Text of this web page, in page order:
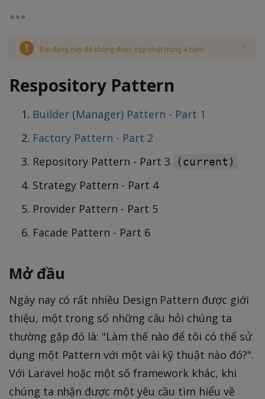
Bài đăng này đã không được cập nhật trong 4 năm
Respository Pattern
Builder (Manager) Pattern - Part 1
Factory Pattern - Part 2
Repository Pattern - Part 3
(current)
Strategy Pattern - Part 4
Provider Pattern - Part 5
Facade Pattern - Part 6
Mở đầu
Ngày nay có rất nhiều Design Pattern được giới
thiệu, một trong số những câu hỏi chúng ta
thường gặp đó là: "Làm thế nào để tôi có thể sử
dụng một Pattern với một vài kỹ thuật nào đó?".
Với Laravel hoặc một số framework khác, khi
chúng ta nhận được một yêu cầu tìm hiểu về